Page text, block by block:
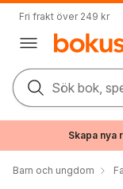
Fri frakt över 249 kr
Sök bok,
Skapa nya
Barn och ungdom